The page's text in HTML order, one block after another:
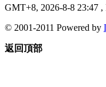
GMT+8, 2026-8-8 23:47 ,
© 2001-2011 Powered by
返回頂部